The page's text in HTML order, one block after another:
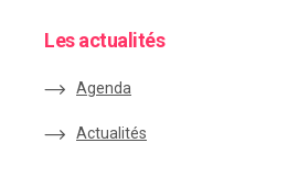
Les actualités
Agenda
Actualités